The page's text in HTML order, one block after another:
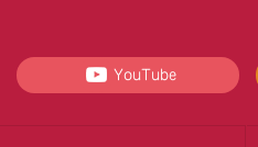
YouTube